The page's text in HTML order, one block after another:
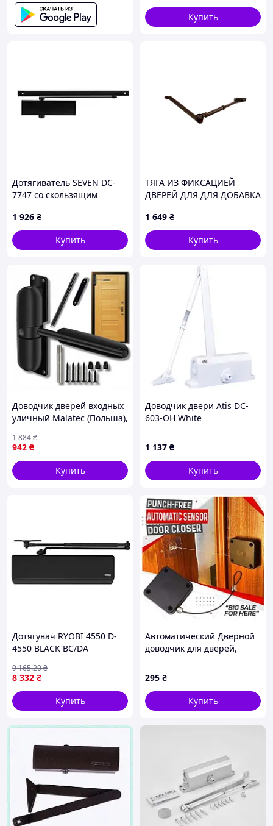
Купить
Дотягиватель SEVEN DC-
7747 со скользящим
black
1 926 ₴
Купить
ТЯГА ИЗ ФИКСАЦИЕЙ
ДВЕРЕЙ ДЛЯ ДЛЯ ДОБАВКА
1 649 ₴
Купить
Доводчик дверей входных
уличный Malatec (Польша),
доводчик, Доводчик для
тяжелых дверей, QLL
942 ₴
1 884₴
Купить
Доводчик двери Atis DC-
603-OH White
1 137 ₴
Купить
Дотягувач RYOBI 4550 D-
4550 BLACK BC/DA
8 332 ₴
9 165.20₴
Купить
Автоматический Дверной
доводчик для дверей,
295 ₴
Купить